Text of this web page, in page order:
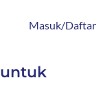
Masuk/Daftar
untuk